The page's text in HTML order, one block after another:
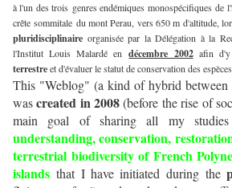
à l'un des trois genres endémiques monospécifiques de
crête sommitale du mont Perau, vers 650 m d'altitude,
pluridisciplinaire organisée par la Délégation à la
l'Institut Louis Malardé endécembre 2002afin d'y
terrestreet d'évaluer le statut de conservation des
This "Weblog" (a kind of hybrid between
wascreated in 2008(before the rise of
main goal of sharing all my
understanding, conservation,
terrestrial biodiversity of French
islands that I have initiated during the